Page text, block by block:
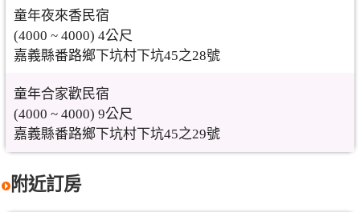
童年夜來香民宿
(4000 ~ 4000) 4公尺
嘉義縣番路鄉下坑村下坑45之28號
童年合家歡民宿
(4000 ~ 4000) 9公尺
嘉義縣番路鄉下坑村下坑45之29號
附近訂房